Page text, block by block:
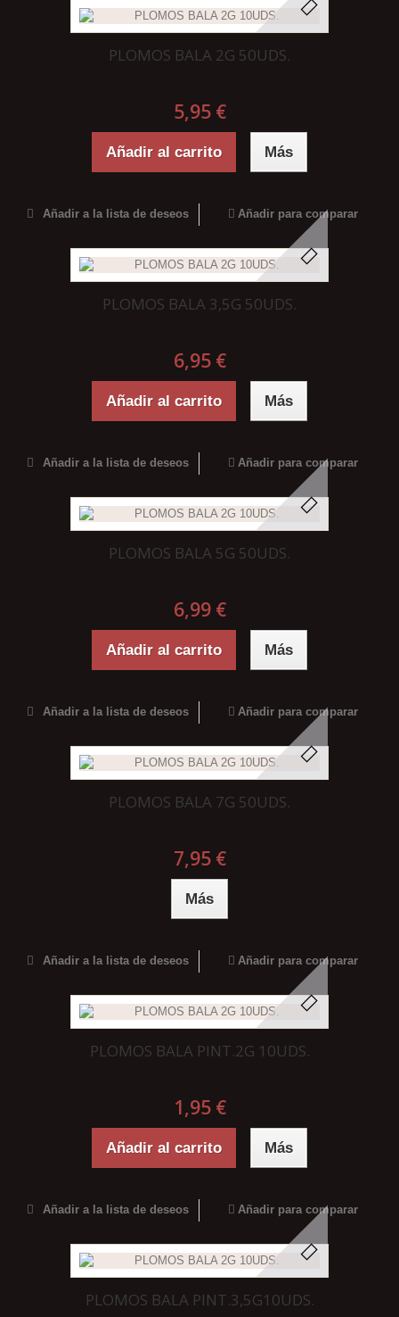
PLOMOS BALA 2G 50UDS.
5,95 €
Añadir al carrito Más
Añadir a la lista de deseos Añadir para comparar
PLOMOS BALA 3,5G 50UDS.
6,95 €
Añadir al carrito Más
Añadir a la lista de deseos Añadir para comparar
PLOMOS BALA 5G 50UDS.
6,99 €
Añadir al carrito Más
Añadir a la lista de deseos Añadir para comparar
PLOMOS BALA 7G 50UDS.
7,95 €
Más
Añadir a la lista de deseos Añadir para comparar
PLOMOS BALA PINT.2G 10UDS.
1,95 €
Añadir al carrito Más
Añadir a la lista de deseos Añadir para comparar
PLOMOS BALA PINT.3,5G10UDS.